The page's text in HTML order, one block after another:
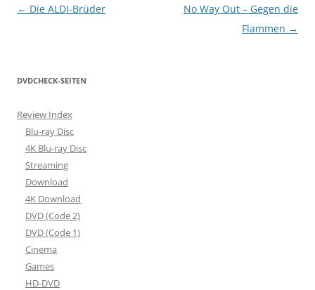
Beitragsnavigation
← Die ALDI-Brüder
No Way Out – Gegen die
Flammen →
DVDCHECK-SEITEN
Review Index
Blu-ray Disc
4K Blu-ray Disc
Streaming
Download
4K Download
DVD (Code 2)
DVD (Code 1)
Cinema
Games
HD-DVD